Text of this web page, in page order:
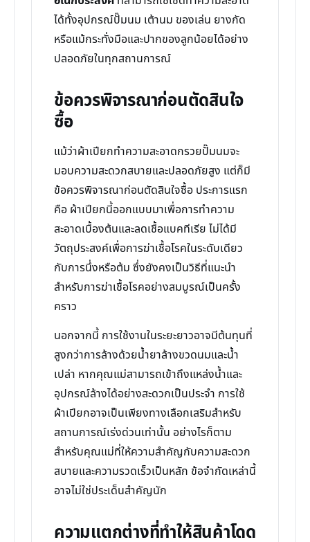
ได้ทั้งอุปกรณ์ปั๊มนม เต้านม ของเล่น ยางกัด
หรือแม้กระทั่งมือและปากของลูกน้อยได้อย่าง
ปลอดภัยในทุกสถานการณ์
ข้อควรพิจารณาก่อนตัดสินใจ
ซื้อ
แม้ว่าผ้าเปียกทำความสะอาดกรวยปั๊มนมจะ
มอบความสะดวกสบายและปลอดภัยสูง แต่ก็มี
ข้อควรพิจารณาก่อนตัดสินใจซื้อ ประการแรก
คือ ผ้าเปียกนี้ออกแบบมาเพื่อการทำความ
สะอาดเบื้องต้นและลดเชื้อแบคทีเรีย ไม่ได้มี
วัตถุประสงค์เพื่อการฆ่าเชื้อโรคในระดับเดียว
กับการนึ่งหรือต้ม ซึ่งยังคงเป็นวิธีที่แนะนำ
สำหรับการฆ่าเชื้อโรคอย่างสมบูรณ์เป็นครั้ง
คราว
นอกจากนี้ การใช้งานในระยะยาวอาจมีต้นทุนที่
สูงกว่าการล้างด้วยน้ำยาล้างขวดนมและน้ำ
เปล่า หากคุณแม่สามารถเข้าถึงแหล่งน้ำและ
อุปกรณ์ล้างได้อย่างสะดวกเป็นประจำ การใช้
ผ้าเปียกอาจเป็นเพียงทางเลือกเสริมสำหรับ
สถานการณ์เร่งด่วนเท่านั้น อย่างไรก็ตาม
สำหรับคุณแม่ที่ให้ความสำคัญกับความสะดวก
สบายและความรวดเร็วเป็นหลัก ข้อจำกัดเหล่านี้
อาจไม่ใช่ประเด็นสำคัญนัก
ความแตกต่างที่ทำให้สินค้าโดด